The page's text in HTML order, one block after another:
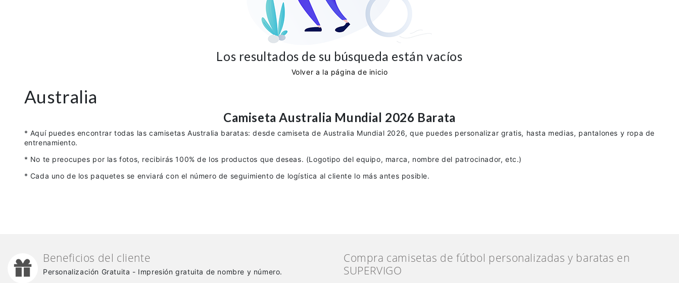
Los resultados de su búsqueda están vacíos
Volver a la página de inicio
Australia
Camiseta Australia Mundial 2026 Barata
* Aquí puedes encontrar todas las camisetas Australia baratas: desde camiseta de Australia Mundial 2026, que puedes personalizar gratis, hasta medias, pantalones y ropa de
entrenamiento.
* No te preocupes por las fotos, recibirás 100% de los productos que deseas. (Logotipo del equipo, marca, nombre del patrocinador, etc.)
* Cada uno de los paquetes se enviará con el número de seguimiento de logística al cliente lo más antes posible.
Beneficios del cliente
Personalización Gratuita - Impresión gratuita de nombre y número.
Compra camisetas de fútbol personalizadas y baratas en
SUPERVIGO